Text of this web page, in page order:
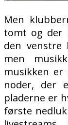
Men
tomt og der
den
men
musikken er
noder, der
pladerne er
første